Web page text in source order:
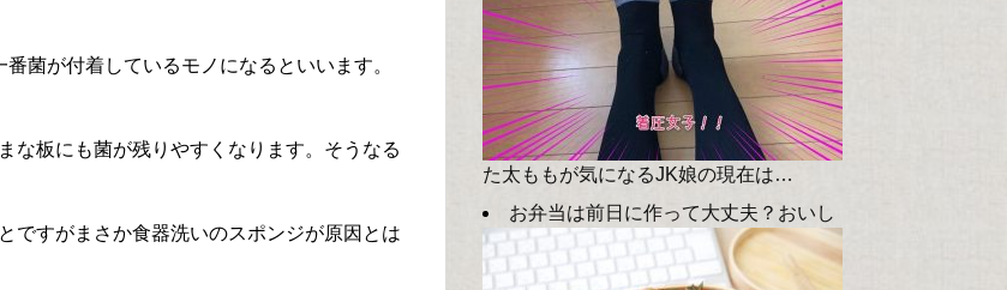
菌が付着しているモノになるといいます。
な板にも菌が残りやすくなります。そうなる
ですがまさか食器洗いのスポンジが原因とは
た太ももが気になるJK娘の現在は…
お弁当は前日に作って大丈夫？おいし